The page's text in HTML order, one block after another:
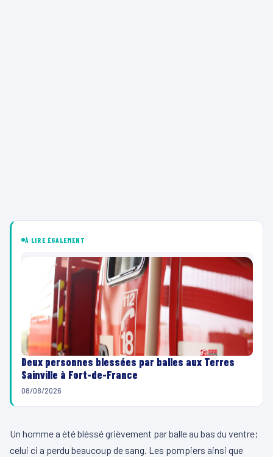
À LIRE ÉGALEMENT
Deux personnes blessées par balles aux Terres
Sainville à Fort-de-France
08/08/2026
Un homme a été bléssé grièvement par balle au bas du ventre;
celui ci a perdu beaucoup de sang. Les pompiers ainsi que